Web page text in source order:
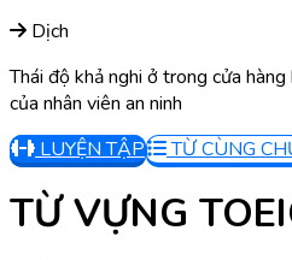
Dịch
Thái độ khả nghi ở trong cửa
của nhân viên an ninh
LUYỆN TẬP
TỪ CÙNG
TỪ VỰNG